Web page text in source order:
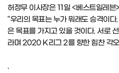
허정무 이사장은 11일 <베스트일레븐
"우리의 목표는 누가 뭐래도 승격이
은 목표를 가지고 있을 것이다. 서로
라며 2020 K리그 2를 향한 힘찬 각
.